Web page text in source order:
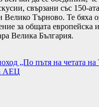
свързани със 150-
Търново. Те бяха
за общата
Велика България.
„По пътя на четата на
АЕЦ